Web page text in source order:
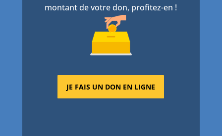
montant de votre don, profitez-en !
JE FAIS UN DON EN LIGNE